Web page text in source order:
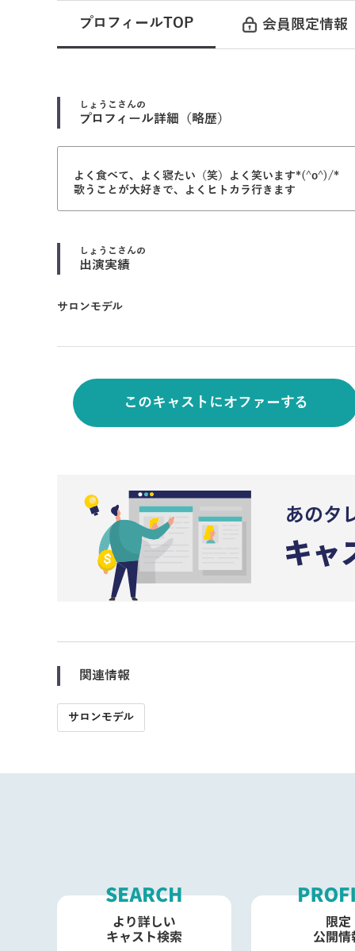
プロフィールTOP 会員限定情報
しょうこ さんの
プロフィール詳細（略歴）
よく食べて、よく寝たい（笑）よく笑います*(^o^)/*
歌うことが大好きで、よくヒトカラ行きます
しょうこ さんの
出演実績
サロンモデル
このキャストにオファーする
関連情報
サロンモデル